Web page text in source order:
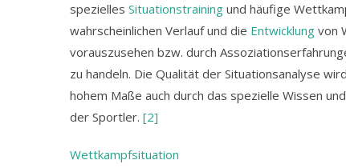
spezielles Situationstraining und häufige
wahrscheinlichen Verlauf und die Entwicklung von
vorauszusehen bzw. durch
zu handeln. Die Qualität der Situationsanalyse
hohem Maße auch durch das spezielle Wissen
der Sportler. [2]
Wettkampfsituation